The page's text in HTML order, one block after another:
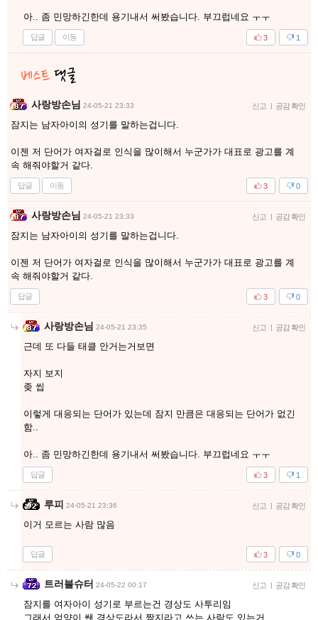
아.. 좀 민망하긴한데 용기내서 써봤습니다. 부끄럽네요 ㅜㅜ
답글 이동 1
3
사랑방손님 24-05-21 23:33 신고 | 공감 확인
잠지는 남자아이의 성기를 말하는겁니다.
이젠 저 단어가 여자걸로 인식을 많이해서 누군가가 대표로 광고를 계
속 해줘야할거 같다.
답글 이동 0
3
사랑방손님 24-05-21 23:33 신고 | 공감 확인
잠지는 남자아이의 성기를 말하는겁니다.
이젠 저 단어가 여자걸로 인식을 많이해서 누군가가 대표로 광고를 계
속 해줘야할거 같다.
답글 0
3
사랑방손님 24-05-21 23:35 신고 | 공감 확인
근데 또 다들 태클 안거는거보면
자지 보지
좆 씹
이렇게 대응되는 단어가 있는데 잠지 만큼은 대응되는 단어가 없긴
함..
아.. 좀 민망하긴한데 용기내서 써봤습니다. 부끄럽네요 ㅜㅜ
답글 1
3
루피 24-05-21 23:36 신고 | 공감 확인
이거 모르는 사람 많음
답글 0
3
트러블슈터 24-05-22 00:17 신고 | 공감 확인
잠지를 여자아이 성기로 부르는건 경상도 사투리임
그래서 억양이 쌘 경상도라서 짬지라고 쓰는 사람도 있는거